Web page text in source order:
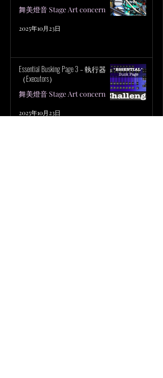
舞美燈音 Stage Art concern
2025年10月23日
Essential Busking Page 3 – 執行器
（Executors）
舞美燈音 Stage Art concern
2025年10月23日